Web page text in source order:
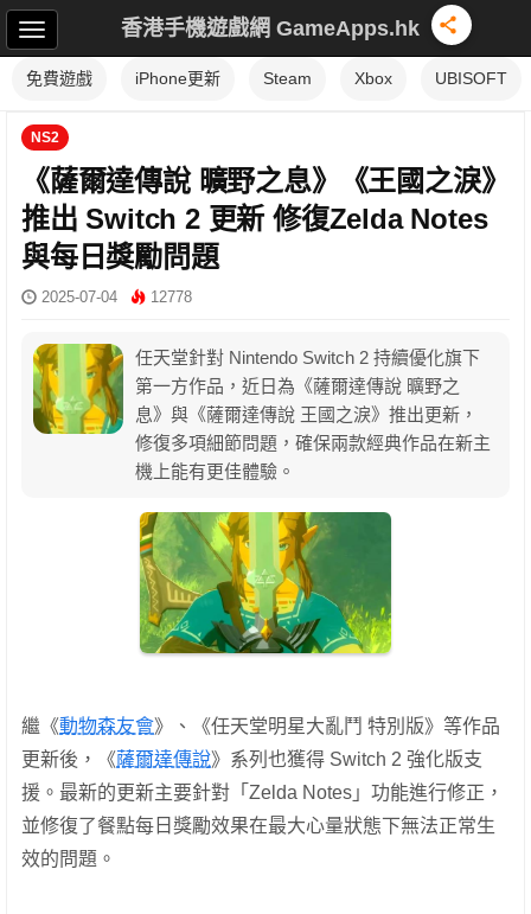
香港手機遊戲網 GameApps.hk
免費遊戲 iPhone更新 Steam Xbox UBISOFT
NS2
《薩爾達傳說 曠野之息》《王國之淚》
推出 Switch 2 更新 修復Zelda Notes
與每日獎勵問題
2025-07-04 12778
任天堂針對 Nintendo Switch 2 持續優化旗下
第一方作品，近日為《薩爾達傳說 曠野之
息》與《薩爾達傳說 王國之淚》推出更新，
修復多項細節問題，確保兩款經典作品在新主
機上能有更佳體驗。
繼《動物森友會》、《任天堂明星大亂鬥 特別版》等作品
更新後，《薩爾達傳說》系列也獲得 Switch 2 強化版支
援。最新的更新主要針對「Zelda Notes」功能進行修正，
並修復了餐點每日獎勵效果在最大心量狀態下無法正常生
效的問題。